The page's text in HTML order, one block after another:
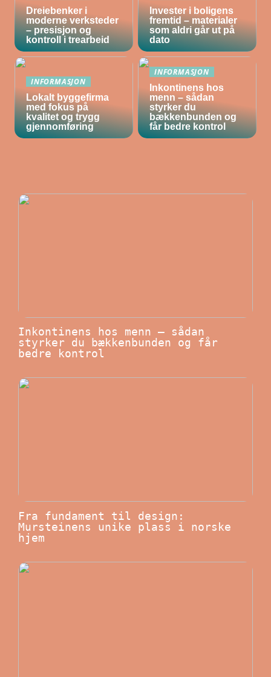
Dreiebenker i
moderne verksteder
– presisjon og
kontroll i trearbeid
Invester i boligens
fremtid – materialer
som aldri går ut på
dato
INFORMASJON
Lokalt byggefirma
med fokus på
kvalitet og trygg
gjennomføring
INFORMASJON
Inkontinens hos
menn – sådan
styrker du
bækkenbunden og
får bedre kontrol
Inkontinens hos menn – sådan
styrker du bækkenbunden og får
bedre kontrol
Fra fundament til design:
Mursteinens unike plass i norske
hjem